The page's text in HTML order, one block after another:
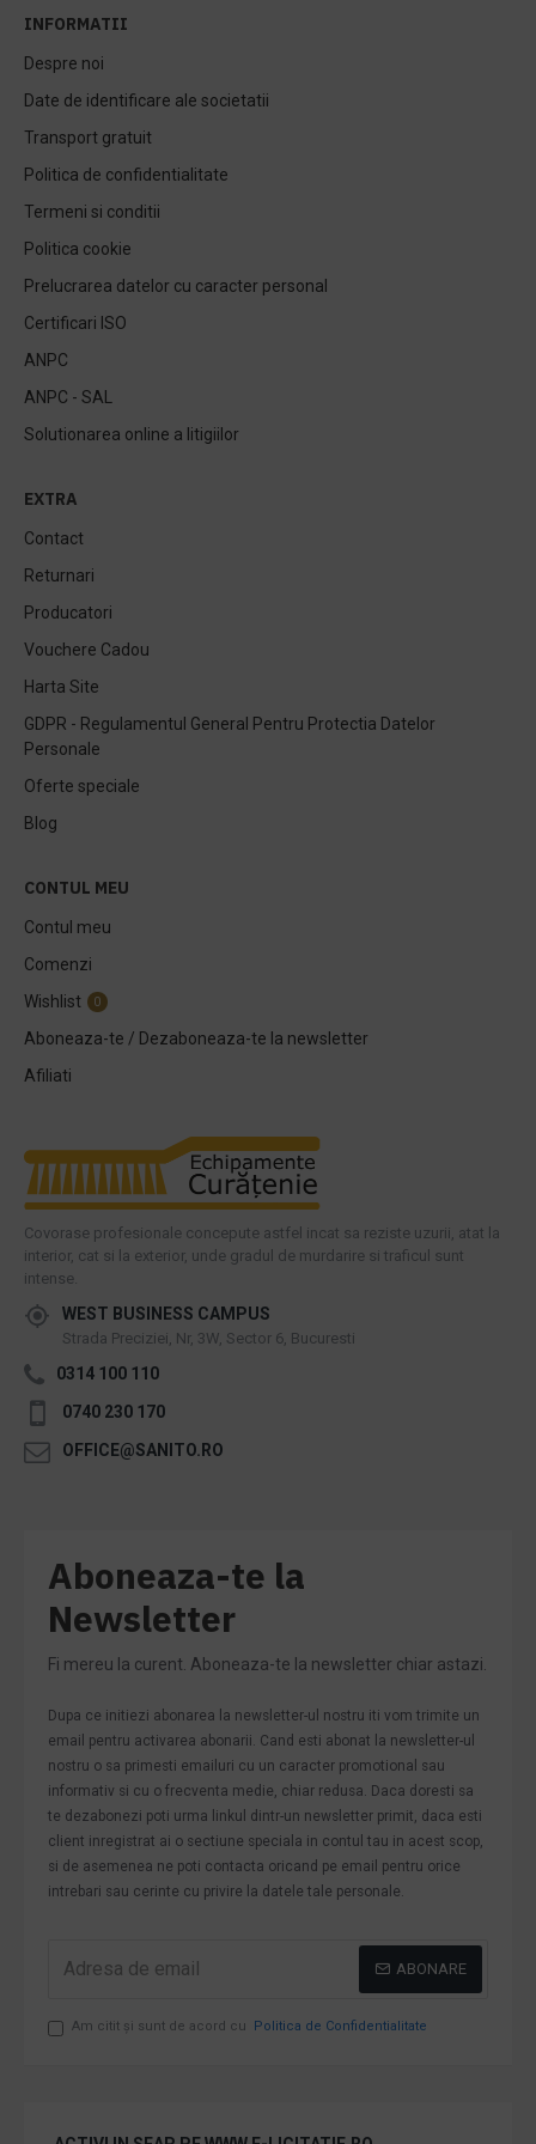
INFORMATII
Despre noi
Date de identificare ale societatii
Transport gratuit
Politica de confidentialitate
Termeni si conditii
Politica cookie
Prelucrarea datelor cu caracter personal
Certificari ISO
ANPC
ANPC - SAL
Solutionarea online a litigiilor
EXTRA
Contact
Returnari
Producatori
Vouchere Cadou
Harta Site
GDPR - Regulamentul General Pentru Protectia Datelor
Personale
Oferte speciale
Blog
CONTUL MEU
Contul meu
Comenzi
Wishlist
0
Aboneaza-te / Dezaboneaza-te la newsletter
Afiliati
Covorase profesionale concepute astfel incat sa reziste uzurii, atat la
interior, cat si la exterior, unde gradul de murdarire si traficul sunt
intense.
WEST BUSINESS CAMPUS
Strada Preciziei, Nr, 3W, Sector 6, Bucuresti
0314 100 110
0740 230 170
OFFICE@SANITO.RO
Aboneaza-te la
Newsletter
Fi mereu la curent. Aboneaza-te la newsletter chiar astazi.
Dupa ce initiezi abonarea la newsletter-ul nostru iti vom trimite un
email pentru activarea abonarii. Cand esti abonat la newsletter-ul
nostru o sa primesti emailuri cu un caracter promotional sau
informativ si cu o frecventa medie, chiar redusa. Daca doresti sa
te dezabonezi poti urma linkul dintr-un newsletter primit, daca esti
client inregistrat ai o sectiune speciala in contul tau in acest scop,
si de asemenea ne poti contacta oricand pe email pentru orice
intrebari sau cerinte cu privire la datele tale personale.
ABONARE
Am citit şi sunt de acord cu Politica de Confidentialitate